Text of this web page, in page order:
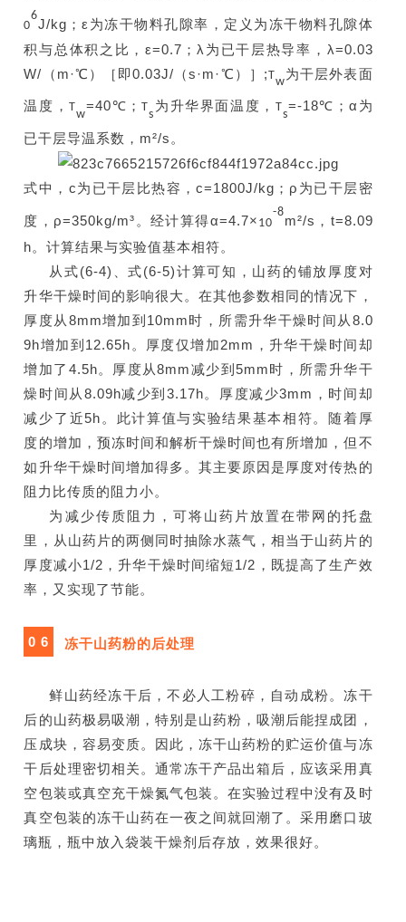
0
6
J/kg ；ε为冻干物料孔隙率，定义为冻干物料孔隙体
积与总体积之比，ε=0.7；λ为已干层热导率，λ=0.03
W/（m·℃）［即0.03J/（s·m·℃）］;Tw
为干层外表面
温度，Tw
=40℃；Ts
为升华界面温度， Ts
=-18℃；α为
已干层导温系数， m²/s 。
式中，c为已干层比热容，c=1800J/kg；ρ为已干层密
度，ρ=350kg/m³。经计算得α=4.7× 10
-8
m²/s，t=8.09
h。计算结果与实验值基本相符。
从式(6-4)、式(6-5)计算可知，山药的铺放厚度对
升华干燥时间的影响很大。在其他参数相同的情况下，
厚度从8mm增加到10mm时，所需升华干燥时间从8.0
9h增加到12.65h。厚度仅增加2mm，升华干燥时间却
增加了4.5h。厚度从8mm减少到5mm时，所需升华干
燥时间从8.09h减少到3.17h。厚度减少3mm，时间却
减少了近5h。此计算值与实验结果基本相符。随着厚
度的增加，预冻时间和解析干燥时间也有所增加，但不
如升华干燥时间增加得多。其主要原因是厚度对传热的
阻力比传质的阻力小。
为减少传质阻力，可将山药片放置在带网的托盘
里，从山药片的两侧同时抽除水蒸气，相当于山药片的
厚度减小1/2，升华干燥时间缩短1/2，既提高了生产效
率，又实现了节能。
0 6 冻干山药粉的后处理
鲜山药经冻干后，不必人工粉碎，自动成粉。冻干
后的山药极易吸潮，特别是山药粉，吸潮后能捏成团，
压成块，容易变质。因此，冻干山药粉的贮运价值与冻
干后处理密切相关。通常冻干产品出箱后，应该采用真
空包装或真空充干燥氮气包装。在实验过程中没有及时
真空包装的冻干山药在一夜之间就回潮了。采用磨口玻
璃瓶，瓶中放入袋装干燥剂后存放，效果很好。